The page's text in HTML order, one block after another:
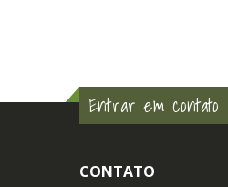
Entrar em contato
CONTATO